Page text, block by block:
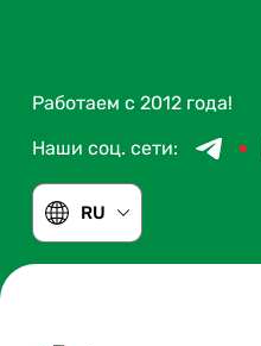
Работаем с 2012 года!
Наши соц. сети:
RU